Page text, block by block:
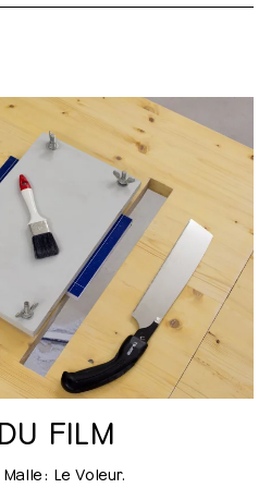
FILM
: Le Voleur.